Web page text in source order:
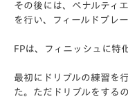
その後には、 ペナルティ
を行い、
フィールドプレ
FPは、フィニッシュに特
最初にドリブルの練習を
た。ただドリブルをする